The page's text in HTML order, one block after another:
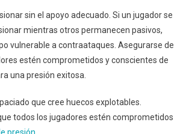
sin el apoyo adecuado. Si un jugador se
mientras otros permanecen pasivos,
vulnerable a contraataques. Asegurarse de
estén comprometidos y conscientes de
una presión exitosa.
que cree huecos explotables.
todos los jugadores estén comprometidos
presión